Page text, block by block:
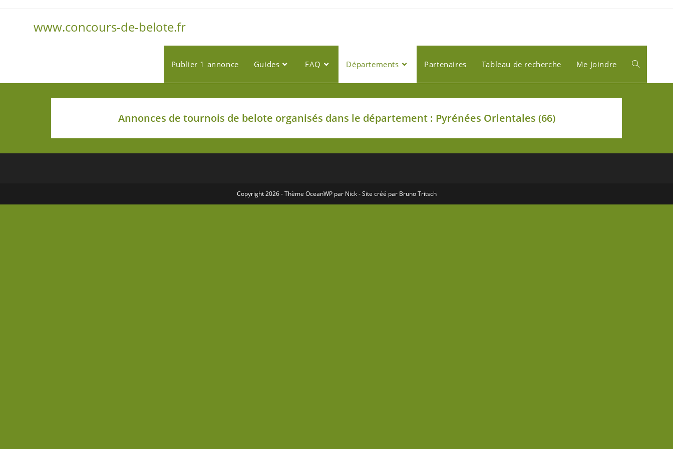
www.concours-de-belote.fr
Publier 1 annonce Guides FAQ Départements Partenaires Tableau de recherche Me Joindre
Annonces de tournois de belote organisés dans le département : Pyrénées Orientales (66)
Copyright 2026 - Thème OceanWPpar Nick - Site créé par Bruno Tritsch